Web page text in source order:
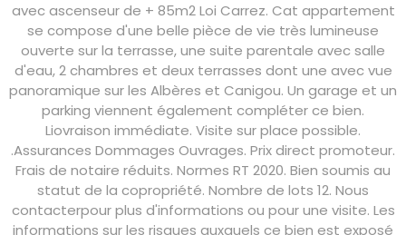
avec ascenseur de + 85m2 Loi Carrez. Cat appartement
se compose d'une belle pièce de vie très lumineuse
ouverte sur la terrasse, une suite parentale avec salle
d'eau, 2 chambres et deux terrasses dont une avec vue
panoramique sur les Albères et Canigou. Un garage et un
parking viennent également compléter ce bien.
Liovraison immédiate. Visite sur place possible.
.Assurances Dommages Ouvrages. Prix direct promoteur.
Frais de notaire réduits. Normes RT 2020. Bien soumis au
statut de la copropriété. Nombre de lots 12. Nous
contacterpour plus d'informations ou pour une visite. Les
informations sur les risques auxquels ce bien est exposé